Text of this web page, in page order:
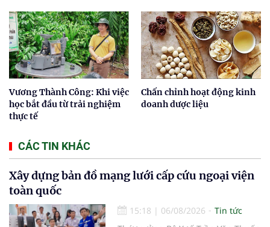
Vương Thành Công: Khi việc
học bắt đầu từ trải nghiệm
thực tế
Chấn chỉnh hoạt động kinh
doanh dược liệu
CÁC TIN KHÁC
Xây dựng bản đồ mạng lưới cấp cứu ngoại viện
toàn quốc
15:18 | 06/08/2026
Tin tức